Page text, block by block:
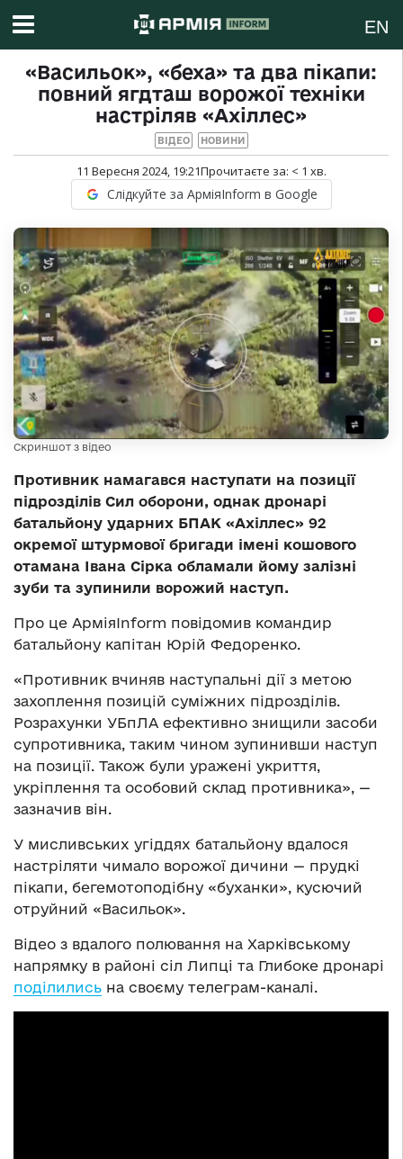
EN
«Васильок», «беха» та два пікапи:
повний ягдташ ворожої техніки
настріляв «Ахіллес»
ВІДЕО НОВИНИ
11 Вересня 2024, 19:21Прочитаєте за: < 1 хв.
Слідкуйте за АрміяInform в Google
Скриншот з відео
Противник намагався наступати на позиції
підрозділів Сил оборони, однак дронарі
батальйону ударних БПАК «Ахіллес» 92
окремої штурмової бригади імені кошового
отамана Івана Сірка обламали йому залізні
зуби та зупинили ворожий наступ.
Про це АрміяInform повідомив командир
батальйону капітан Юрій Федоренко.
«Противник вчиняв наступальні дії з метою
захоплення позицій суміжних підрозділів.
Розрахунки УБпЛА ефективно знищили засоби
супротивника, таким чином зупинивши наступ
на позиції. Також були уражені укриття,
укріплення та особовий склад противника», —
зазначив він.
У мисливських угіддях батальйону вдалося
настріляти чимало ворожої дичини — прудкі
пікапи, бегемотоподібну «буханки», кусючий
отруйний «Васильок».
Відео з вдалого полювання на Харківському
напрямку в районі сіл Липці та Глибоке дронарі
поділились на своєму телеграм-каналі.